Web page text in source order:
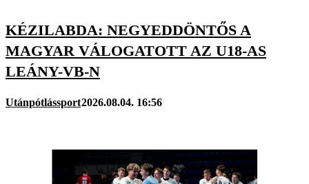
KÉZILABDA: NEGYEDDÖNTŐS A
MAGYAR VÁLOGATOTT AZ U18-AS
LEÁNY-VB-N
Utánpótlássport2026.08.04. 16:56